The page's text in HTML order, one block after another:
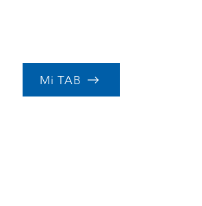
Mi TAB